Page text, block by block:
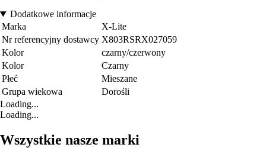
Dodatkowe informacje
Marka
X-Lite
Nr referencyjny dostawcy X803RSRX027059
Kolor
czarny/czerwony
Kolor
Czarny
Płeć
Mieszane
Grupa wiekowa
Dorośli
Loading...
Loading...
Wszystkie nasze marki